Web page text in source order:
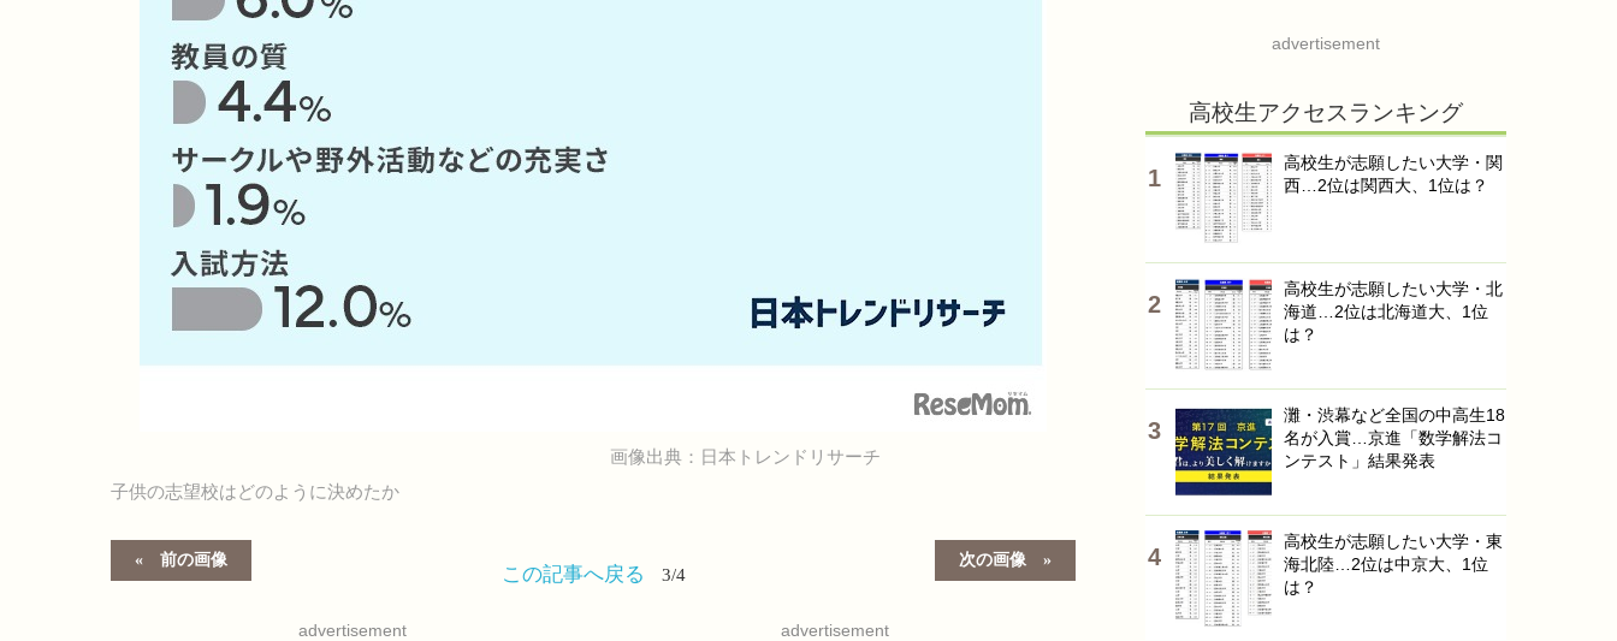
画像出典：日本トレンドリサーチ
子供の志望校はどのように決めたか
前の画像 次の画像
この記事へ戻る 3/4
advertisement advertisement
advertisement
高校生アクセスランキング
高校生が志願したい大学・関
西…2位は関西大、1位は？
高校生が志願したい大学・北
海道…2位は北海道大、1位
は？
灘・渋幕など全国の中高生18
名が入賞…京進「数学解法コ
ンテスト」結果発表
高校生が志願したい大学・東
海北陸…2位は中京大、1位
は？